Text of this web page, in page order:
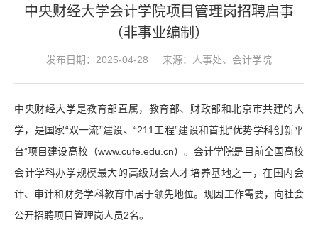
中央财经大学会计学院项目管理岗招聘启事
（非事业编制）
发布日期：2025-04-28 来源：人事处、会计学院
中央财经大学是教育部直属，教育部、财政部和北京市共建的大
学，是国家“双一流”建设、“211工程”建设和首批“优势学科创新平
台”项目建设高校（www.cufe.edu.cn）。会计学院是目前全国高校
会计学科办学规模最大的高级财会人才培养基地之一，在国内会
计、审计和财务学科教育中居于领先地位。现因工作需要，向社会
公开招聘项目管理岗人员2名。